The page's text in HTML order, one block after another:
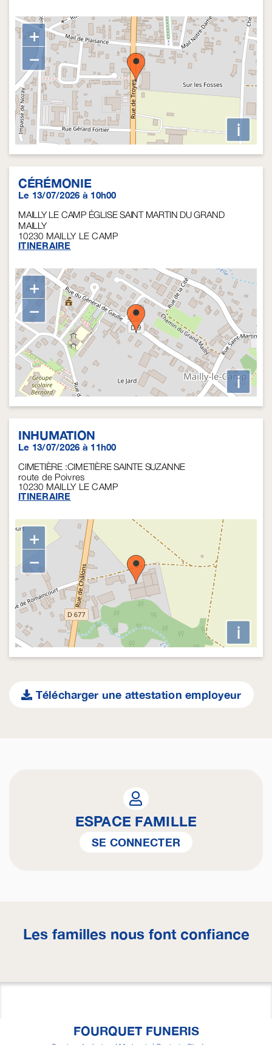
+
−
i
CÉRÉMONIE
Le 13/07/2026 à 10h00
MAILLY LE CAMP ÉGLISE SAINT MARTIN DU GRAND
MAILLY
10230 MAILLY LE CAMP
ITINERAIRE
+
−
i
INHUMATION
Le 13/07/2026 à 11h00
CIMETIÈRE :CIMETIÈRE SAINTE SUZANNE
route de Poivres
10230 MAILLY LE CAMP
ITINERAIRE
+
−
i
Télécharger une attestation employeur
ESPACE FAMILLE
SE CONNECTER
Les familles nous font confiance
FOURQUET FUNERIS